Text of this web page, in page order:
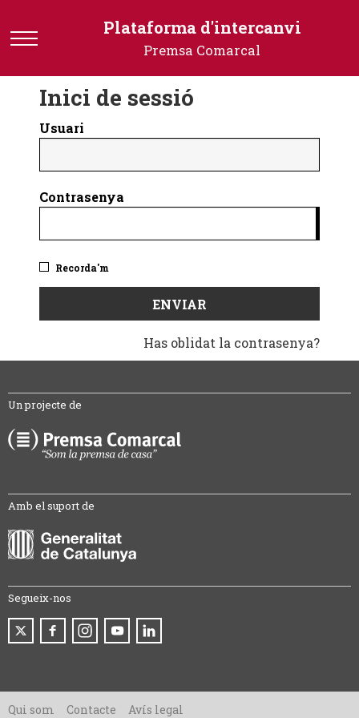
Plataforma
d'intercanvi
Plataforma d'intercanvi
Premsa Comarcal
Inici de sessió
Usuari
Contrasenya
Recorda'm
Has oblidat la contrasenya?
Un projecte de
Amb el suport de
Segueix-nos
Qui som Contacte Avís legal